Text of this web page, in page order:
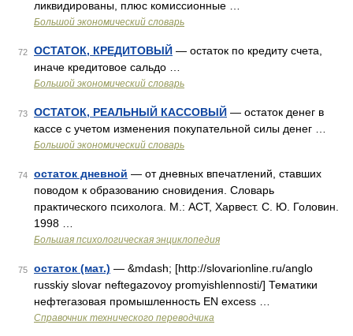
ликвидированы, плюс комиссионные …
Большой экономический словарь
72 ОСТАТОК, КРЕДИТОВЫЙ — остаток по кредиту счета,
иначе кредитовое сальдо …
Большой экономический словарь
73 ОСТАТОК, РЕАЛЬНЫЙ КАССОВЫЙ — остаток денег в
кассе с учетом изменения покупательной силы денег …
Большой экономический словарь
74 остаток дневной — от дневных впечатлений, ставших
поводом к образованию сновидения. Словарь
практического психолога. М.: АСТ, Харвест. С. Ю. Головин.
1998 …
Большая психологическая энциклопедия
75 остаток (мат.) — &mdash; [http://slovarionline.ru/anglo
russkiy slovar neftegazovoy promyishlennosti/] Тематики
нефтегазовая промышленность EN excess …
Справочник технического переводчика